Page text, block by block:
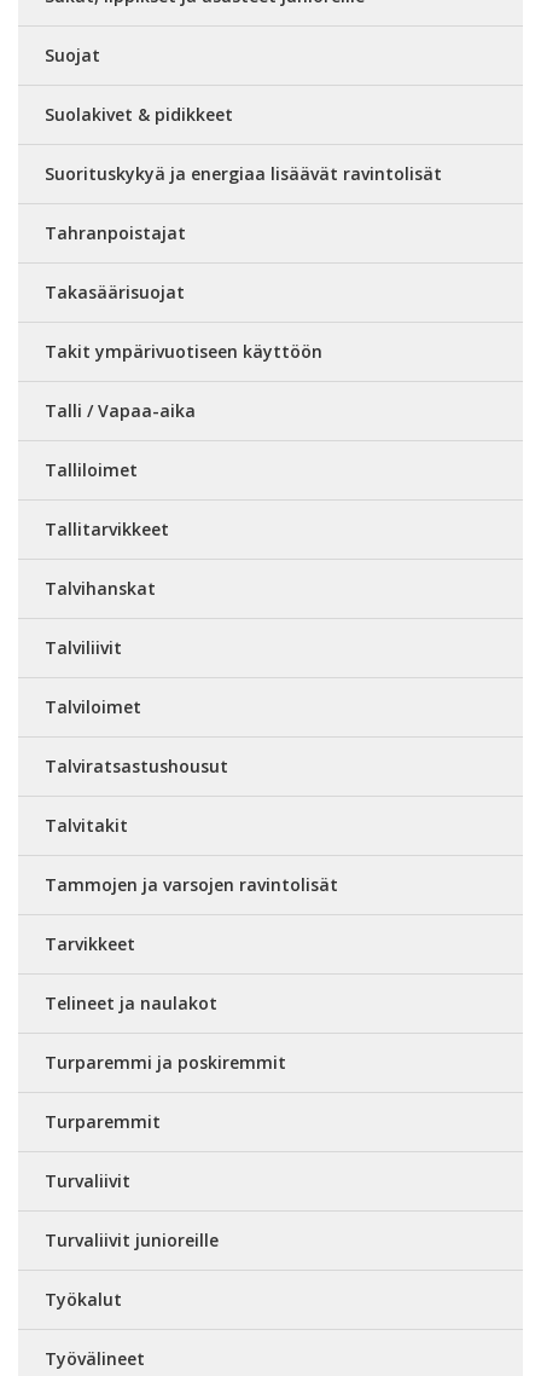
Suojat
Suolakivet & pidikkeet
Suorituskykyä ja energiaa lisäävät ravintolisät
Tahranpoistajat
Takasäärisuojat
Takit ympärivuotiseen käyttöön
Talli / Vapaa-aika
Talliloimet
Tallitarvikkeet
Talvihanskat
Talviliivit
Talviloimet
Talviratsastushousut
Talvitakit
Tammojen ja varsojen ravintolisät
Tarvikkeet
Telineet ja naulakot
Turparemmi ja poskiremmit
Turparemmit
Turvaliivit
Turvaliivit junioreille
Työkalut
Työvälineet